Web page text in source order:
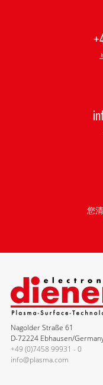
您
Nagolder Straße 61
D-72224 Ebhausen/
+49 (0)7458 99931 - 0
info@plasma.com